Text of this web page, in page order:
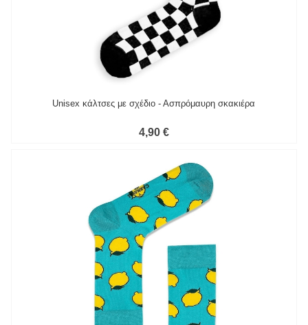
Unisex κάλτσες με σχέδιο - Ασπρόμαυρη σκακιέρα
4,90 €